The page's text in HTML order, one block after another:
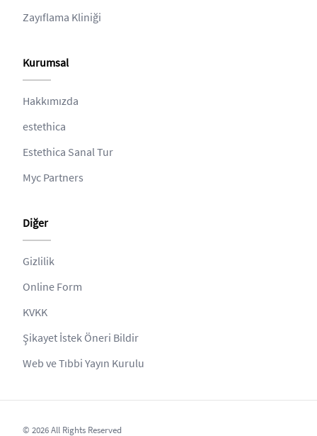
Zayıflama Kliniği
Kurumsal
Hakkımızda
estethica
Estethica Sanal Tur
Myc Partners
Diğer
Gizlilik
Online Form
KVKK
Şikayet İstek Öneri Bildir
Web ve Tıbbi Yayın Kurulu
© 2026 All Rights Reserved